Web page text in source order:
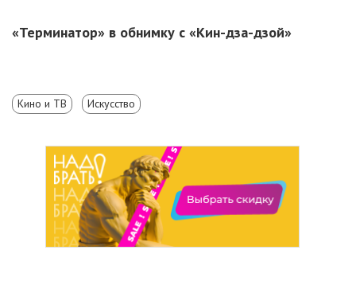
«Терминатор» в обнимку с «Кин-дза-дзой»
Кино и ТВ Искусство